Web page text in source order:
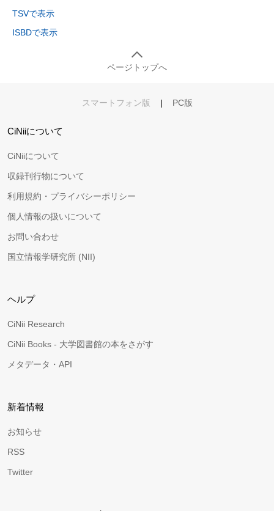
TSVで表示
ISBDで表示
ページトップへ
スマートフォン版 | PC版
CiNiiについて
CiNiiについて
収録刊行物について
利用規約・プライバシーポリシー
個人情報の扱いについて
お問い合わせ
国立情報学研究所 (NII)
ヘルプ
CiNii Research
CiNii Books - 大学図書館の本をさがす
メタデータ・API
新着情報
お知らせ
RSS
Twitter